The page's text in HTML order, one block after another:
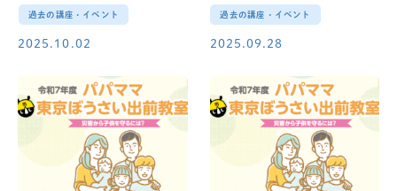
過去の講座・イベント
2025.10.02
過去の講座・イベント
2025.09.28